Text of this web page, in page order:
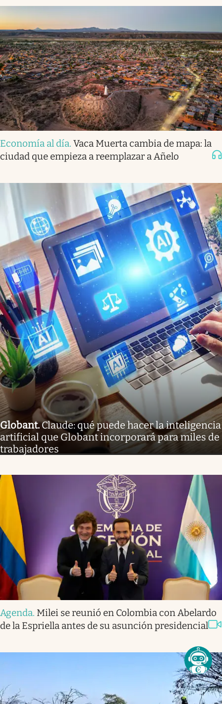
Economía al día. Vaca Muerta cambia de mapa: la
ciudad que empieza a reemplazar a Añelo
Globant.Claude: qué puede hacer la inteligencia
artificial que Globant incorporará para miles de
trabajadores
Agenda. Milei se reunió en Colombia con Abelardo
de la Espriella antes de su asunción presidencial